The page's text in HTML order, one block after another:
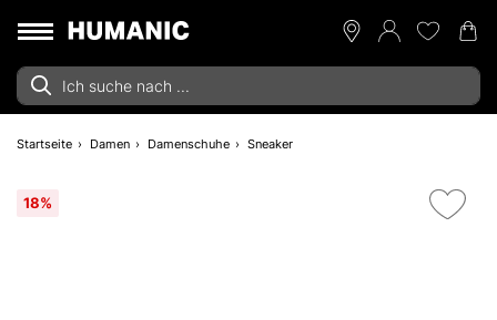
Startseite Damen Damenschuhe Sneaker
18%